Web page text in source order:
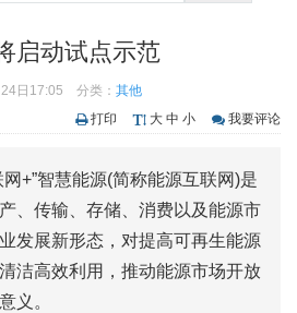
启动试点示范
日17:05 分类： 其他
打印
大 中 小 我要评论
网+”智慧能源(简称能源互联网)是
、传输、存储、消费以及能源市
发展新形态，对提高可再生能源
洁高效利用，推动能源市场开放
义。